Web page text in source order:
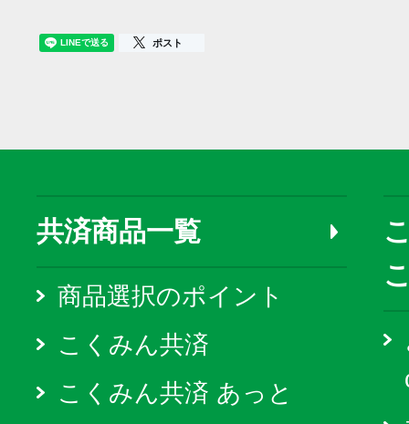
ポスト
共済商品一覧
商品選択のポイント
こくみん共済
こくみん共済 あっと